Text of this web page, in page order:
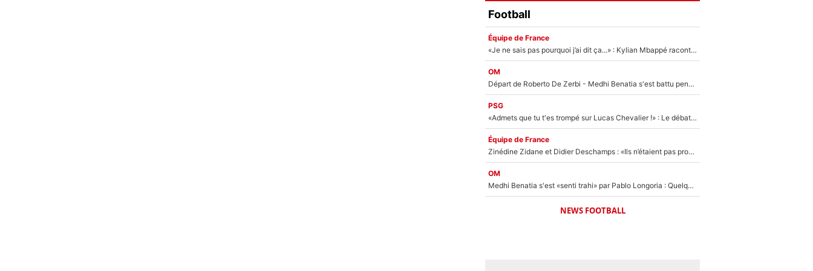
Football
Équipe de France
«Je ne sais pas pourquoi j’ai dit ça...» : Kylian Mbappé raconte sa première rencontre avec Zinédine Zidane (et c’est très drôle)
OM
Départ de Roberto De Zerbi - Medhi Benatia s'est battu pendant six mois pour le retenir à l'OM, le PSG a été le naufrage de trop : «Je pars avec toi»
PSG
«Admets que tu t'es trompé sur Lucas Chevalier !» : Le débat sur le gardien du PSG vire au clash à l'After Foot
Équipe de France
Zinédine Zidane et Didier Deschamps : «Ils n’étaient pas proches», les confidences d’un membre de l’équipe de France 1998 sur leur relation spéciale
OM
Medhi Benatia s'est «senti trahi» par Pablo Longoria : Quelques semaines après son départ, l'ancien directeur de football de l'OM règle ses comptes
NEWS FOOTBALL